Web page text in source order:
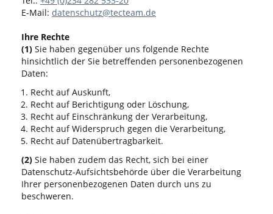
E-Mail: datenschutz@tecteam.de
Ihre Rechte
(1) Sie haben gegenüber uns folgende Rechte
hinsichtlich der Sie betreffenden personenbezogenen
Daten:
Recht auf Auskunft,
Recht auf Berichtigung oder Löschung,
Recht auf Einschränkung der Verarbeitung,
Recht auf Widerspruch gegen die Verarbeitung,
Recht auf Datenübertragbarkeit.
(2) Sie haben zudem das Recht, sich bei einer
Datenschutz-Aufsichtsbehörde über die Verarbeitung
Ihrer personenbezogenen Daten durch uns zu
beschweren.